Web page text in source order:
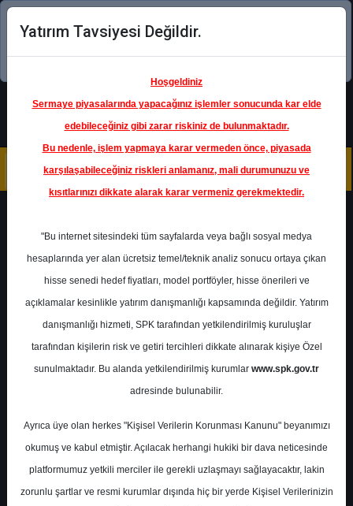
Şimdi uygulamayı indirin!
AKSEN- AKSA ENERJİ ÜRETİM
A.Ş.
Hedef Fiyat 42.50 ₺
Getiri
%0.00
2
Get.
1
Salı, 22 Nisan 2025
Yatırım Tavsiyesi Değildir.
Hoşgeldiniz
Sermaye piyasalarında yapacağınız işlemler sonucunda kar elde
edebileceğiniz gibi zarar riskiniz de bulunmaktadır.
Bu nedenle, işlem yapmaya karar vermeden önce, piyasada
karşılaşabileceğiniz riskleri anlamanız, mali durumunuzu ve
kısıtlarınızı dikkate alarak karar vermeniz gerekmektedir.
"Bu internet sitesindeki tüm sayfalarda veya bağlı sosyal medya
hesaplarında yer alan ücretsiz temel/teknik analiz sonucu ortaya çıkan
hisse senedi hedef fiyatları, model portföyler, hisse önerileri ve
açıklamalar kesinlikle yatırım danışmanlığı kapsamında değildir. Yatırım
danışmanlığı hizmeti, SPK tarafından yetkilendirilmiş kuruluşlar
tarafından kişilerin risk ve getiri tercihleri dikkate alınarak kişiye Özel
sunulmaktadır. Bu alanda yetkilendirilmiş kurumlar www.spk.gov.tr
adresinde bulunabilir.
Ayrıca üye olan herkes "Kişisel Verilerin Korunması Kanunu" beyanımızı
okumuş ve kabul etmiştir. Açılacak herhangi hukiki bir dava neticesinde
platformumuz yetkili merciler ile gerekli uzlaşmayı sağlayacaktır, lakin
zorunlu şartlar ve resmi kurumlar dışında hiç bir yerde Kişisel Verilerinizin